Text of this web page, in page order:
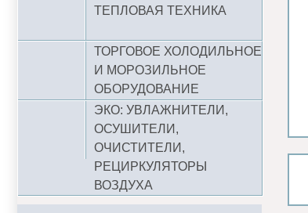
ТЕПЛОВАЯ ТЕХНИКА
ТОРГОВОЕ ХОЛОДИЛЬНОЕ
И МОРОЗИЛЬНОЕ
ОБОРУДОВАНИЕ
ЭКО: УВЛАЖНИТЕЛИ,
ОСУШИТЕЛИ,
ОЧИСТИТЕЛИ,
РЕЦИРКУЛЯТОРЫ
ВОЗДУХА